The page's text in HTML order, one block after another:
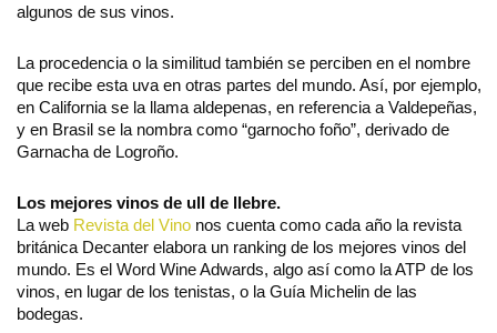
algunos de sus vinos.
La procedencia o la similitud también se perciben en el nombre
que recibe esta uva en otras partes del mundo. Así, por ejemplo,
en California se la llama aldepenas, en referencia a Valdepeñas,
y en Brasil se la nombra como “garnocho foño”, derivado de
Garnacha de Logroño.
Los mejores vinos de ull de llebre.
La web Revista del Vino nos cuenta como cada año la revista
británica Decanter elabora un ranking de los mejores vinos del
mundo. Es el Word Wine Adwards, algo así como la ATP de los
vinos, en lugar de los tenistas, o la Guía Michelin de las
bodegas.